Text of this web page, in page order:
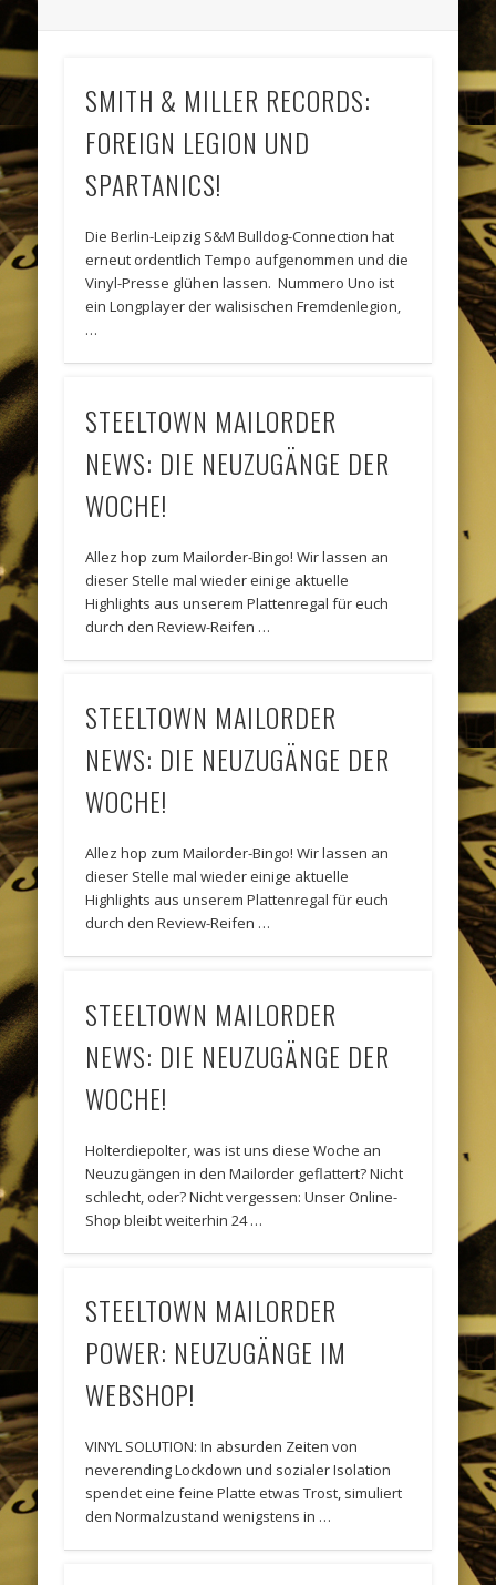
SMITH & MILLER RECORDS:
FOREIGN LEGION UND
SPARTANICS!
Die Berlin-Leipzig S&M Bulldog-Connection hat
erneut ordentlich Tempo aufgenommen und die
Vinyl-Presse glühen lassen. Nummero Uno ist
ein Longplayer der walisischen Fremdenlegion,
…
STEELTOWN MAILORDER
NEWS: DIE NEUZUGÄNGE DER
WOCHE!
Allez hop zum Mailorder-Bingo! Wir lassen an
dieser Stelle mal wieder einige aktuelle
Highlights aus unserem Plattenregal für euch
durch den Review-Reifen …
STEELTOWN MAILORDER
NEWS: DIE NEUZUGÄNGE DER
WOCHE!
Allez hop zum Mailorder-Bingo! Wir lassen an
dieser Stelle mal wieder einige aktuelle
Highlights aus unserem Plattenregal für euch
durch den Review-Reifen …
STEELTOWN MAILORDER
NEWS: DIE NEUZUGÄNGE DER
WOCHE!
Holterdiepolter, was ist uns diese Woche an
Neuzugängen in den Mailorder geflattert? Nicht
schlecht, oder? Nicht vergessen: Unser Online-
Shop bleibt weiterhin 24 …
STEELTOWN MAILORDER
POWER: NEUZUGÄNGE IM
WEBSHOP!
VINYL SOLUTION: In absurden Zeiten von
neverending Lockdown und sozialer Isolation
spendet eine feine Platte etwas Trost, simuliert
den Normalzustand wenigstens in …